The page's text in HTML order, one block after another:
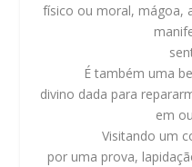
físico ou moral, mágoa,
É também uma
divino dada para
em
Visitando um
por uma prova,